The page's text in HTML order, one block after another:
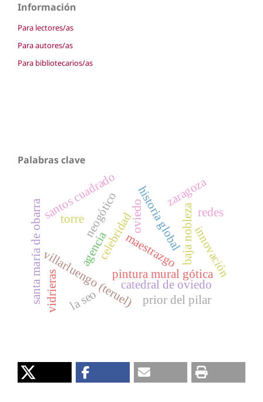
Información
Para lectores/as
Para autores/as
Para bibliotecarios/as
Palabras clave
villarluengo (teruel)maestrazgo
pintura mural gótica
torre baja nobleza
agenciacelebridadhistoria globalinnovación
redes
oviedo
catedral de oviedo
vidrieras
santos cuadrado
santa maría de obarra prior del pilar
zaragoza
la seo
neogótico